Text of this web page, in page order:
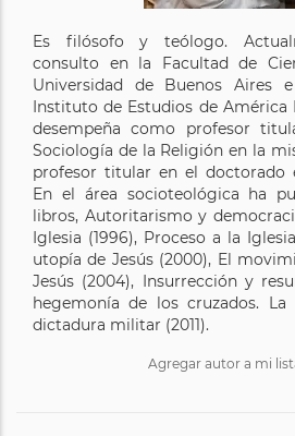
Es filósofo y teólogo.
consulto en la Facultad de
Universidad de Buenos Aires
Instituto de Estudios de América
desempeña como profesor
Sociología de la Religión en la
profesor titular en el doctorado
En el área socioteológica ha
libros, Autoritarismo y
Iglesia (1996), Proceso a la
utopía de Jesús (2000), El
Jesús (2004), Insurrección y
hegemonía de los cruzados.
dictadura militar (2011).
Agregar autor a mi